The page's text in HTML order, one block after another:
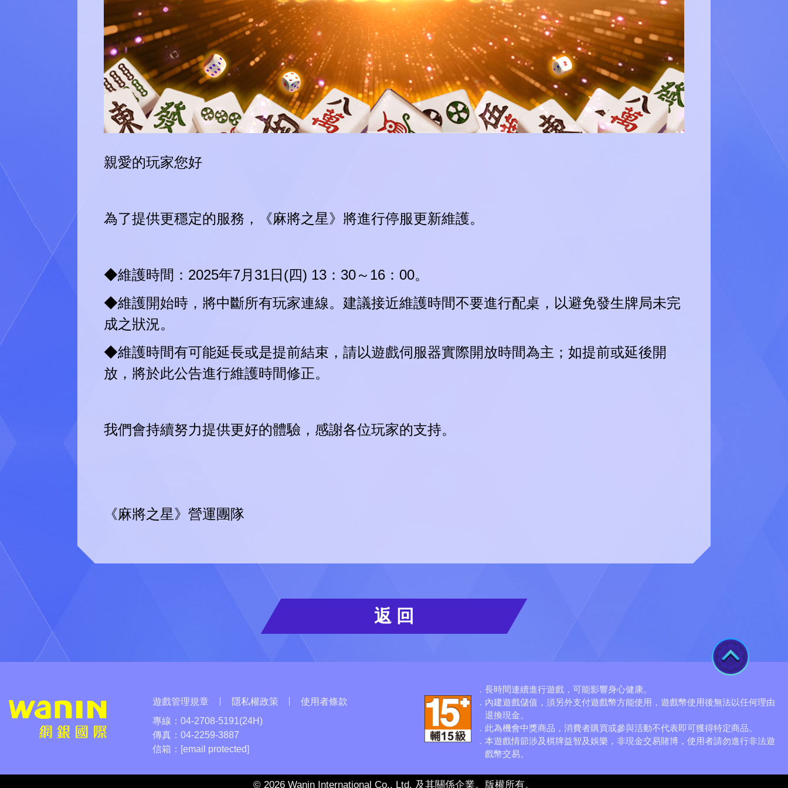
LO ADING.
親愛的玩家您好
為了提供更穩定的服務，《麻將之星》將進行停服更新維護。
◆維護時間：2025年7月31日(四) 13：30～16：00。
◆維護開始時，將中斷所有玩家連線。建議接近維護時間不要進行配桌，以避免發生牌局未完
成之狀況。
◆維護時間有可能延長或是提前結束，請以遊戲伺服器實際開放時間為主；如提前或延後開
放，將於此公告進行維護時間修正。
我們會持續努力提供更好的體驗，感謝各位玩家的支持。
《麻將之星》營運團隊
返 回
TOP
遊戲管理規章 隱私權政策
使用者條款
專線：04-2708-5191(24H)
傳真：04-2259-3887
信箱： [email protected]
長時間連續進行遊戲，可能影響身心健康。
內建遊戲儲值，須另外支付遊戲幣方能使用，遊戲幣使用後無法以任何理由
退換現金。
此為機會中獎商品，消費者購買或參與活動不代表即可獲得特定商品。
本遊戲情節涉及棋牌益智及娛樂，非現金交易賭博，使用者請勿進行非法遊
戲幣交易。
© 2026 Wanin International Co., Ltd. 及其關係企業。版權所有。